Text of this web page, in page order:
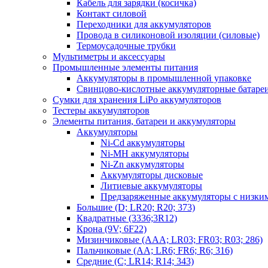
Кабель для зарядки (косичка)
Контакт силовой
Переходники для аккумуляторов
Провода в силиконовой изоляции (силовые)
Термоусадочные трубки
Мультиметры и аксессуары
Промышленные элементы питания
Аккумуляторы в промышленной упаковке
Свинцово-кислотные аккумуляторные
Сумки для хранения LiPo аккумуляторов
Тестеры аккумуляторов
Элементы питания, батареи и аккумуляторы
Аккумуляторы
Ni-Cd аккумуляторы
Ni-MH аккумуляторы
Ni-Zn аккумуляторы
Аккумуляторы дисковые
Литиевые аккумуляторы
Предзаряженные аккумуляторы с
Большие (D; LR20; R20; 373)
Квадратные (3336;3R12)
Крона (9V; 6F22)
Мизинчиковые (AAA; LR03; FR03; R03; 286)
Пальчиковые (AA; LR6; FR6; R6; 316)
Средние (C; LR14; R14; 343)